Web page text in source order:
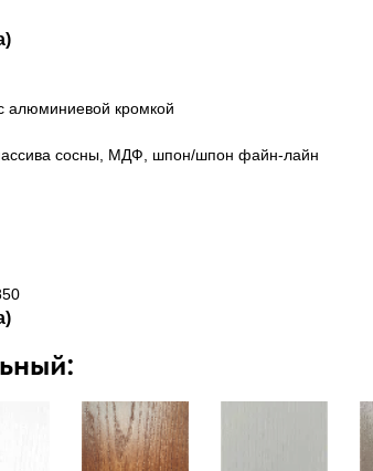
алюминиевой кромкой
сосны, МДФ, шпон/шпон файн-лайн